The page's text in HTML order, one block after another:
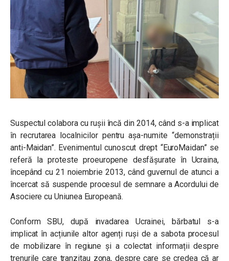
Suspectul colabora cu rușii încă din 2014, când s-a implicat
în recrutarea localnicilor pentru așa-numite “demonstrații
anti-Maidan”. Evenimentul cunoscut drept “EuroMaidan” se
referă la proteste proeuropene desfășurate în Ucraina,
începând cu 21 noiembrie 2013, când guvernul de atunci a
încercat să suspende procesul de semnare a Acordului de
Asociere cu Uniunea Europeană.
Conform SBU, după invadarea Ucrainei, bărbatul s-a
implicat în acțiunile altor agenți ruși de a sabota procesul
de mobilizare în regiune și a colectat informații despre
trenurile care tranzitau zona, despre care se credea că ar